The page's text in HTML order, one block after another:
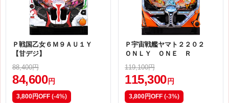
Ｐ戦国乙女６Ｍ９ＡＵ１Ｙ
【甘デジ】
88,400円
84,600 円
3,800円OFF (-4%)
Ｐ宇宙戦艦ヤマト２２０２
ＯＮＬＹ ＯＮＥ Ｒ
119,100円
115,300 円
3,800円OFF (-3%)